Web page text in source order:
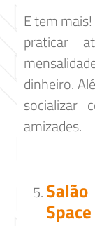
E tem
praticar
dinheiro.
socializar
amizades.
Space